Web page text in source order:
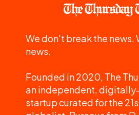
We don't break the news.
news.
Founded in 2020, The
an independent,
startup curated for the